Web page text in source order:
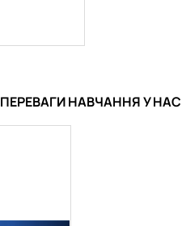
ПЕРЕВАГИ НАВЧАННЯ У НАС